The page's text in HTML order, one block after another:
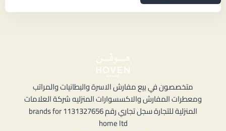
متخصصون في بيع مفارش الاسرة والبطانيات والمراتب
ومعطرات المفارش والاكسسوارات المنزليه شركة العلامات
المنزلية للتجارة سجل تجاري رقم 1131327656 brands for
home ltd